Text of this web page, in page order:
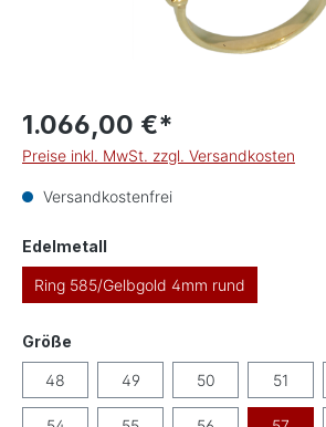
1.066,00 €*
Preise inkl. MwSt. zzgl. Versandkosten
Versandkostenfrei
Edelmetall
Ring 585/Gelbgold 4mm rund
Größe
48 49 50 51